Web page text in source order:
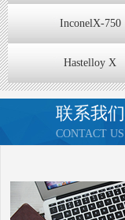
InconelX-750
Hastelloy X
联系我们
CONTACT US